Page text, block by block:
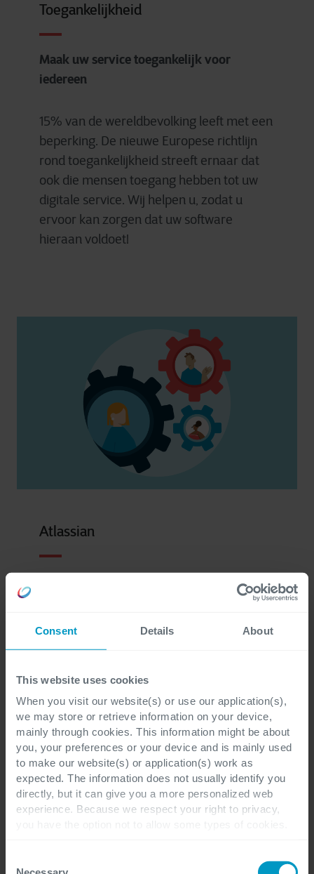
Consent Details About
This website uses cookies
When you visit our website(s) or use our application(s),
we may store or retrieve information on your device,
mainly through cookies. This information might be about
you, your preferences or your device and is mainly used
to make our website(s) or application(s) work as
expected. The information does not usually identify you
directly, but it can give you a more personalized web
experience. Because we respect your right to privacy,
you disable certain cookies, you should be aware that
Toegankelijkheid
Maak uw service toegankelijk voor
iedereen
15% van de wereldbevolking leeft met een
beperking. De nieuwe Europese richtlijn
rond toegankelijkheid streeft ernaar dat
ook die mensen toegang hebben tot uw
digitale service. Wij helpen u, zodat u
ervoor kan zorgen dat uw software
hieraan voldoet!
Atlassian
Verbeter de samenwerking en afstemming
integratie van de verschillende Atlassian-
tools binnen uw enterprise-architectuur.